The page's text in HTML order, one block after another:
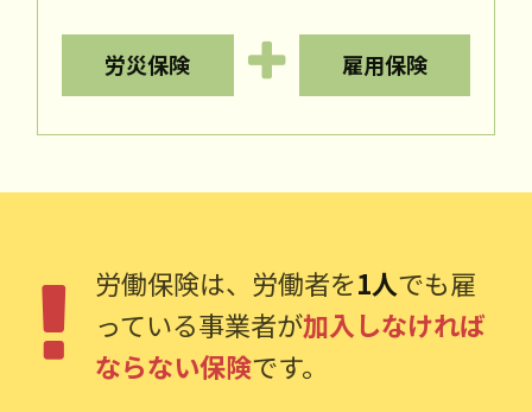
労災保険 雇用保険
労働保険は、労働者を1人でも雇
っている事業者が加入しなければ
ならない保険です。